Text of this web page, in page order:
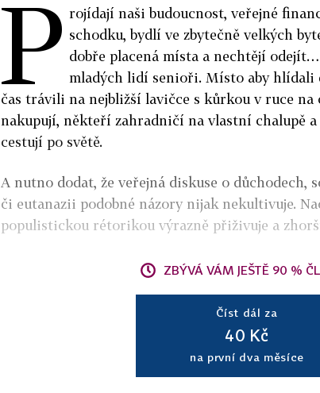
P rojídají naši budoucnost, veřejné
schodku, bydlí ve zbytečně velkých
dobře placená místa a nechtějí
mladých lidí senioři. Místo aby hlídali
čas trávili na nejbližší lavičce s kůrkou v ruce na
nakupují, někteří zahradničí na vlastní chalupě a
cestují po světě.
A nutno dodat, že veřejná diskuse o
či eutanazii podobné názory nijak nekultivuje.
populistickou rétorikou výrazně přiživuje a
ZBÝVÁ VÁM JEŠTĚ 90 %
Číst dál za
40 Kč
na první dva měsíce